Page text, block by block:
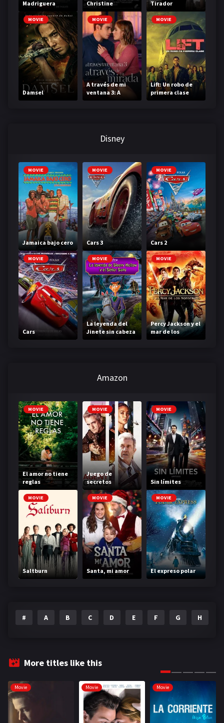
Madriguera Christine Tirador
MOVIE
Damsel
MOVIE
A través de mi
ventana 3: A
través de tu
MOVIE
Lift: Un robo de
primera clase
Disney
MOVIE
Jamaica bajo cero
MOVIE
Cars 3
MOVIE
Cars 2
MOVIE
Cars
MOVIE
La leyenda del
Jinete sin cabeza
MOVIE
Percy Jackson y el
mar de los
monstruos
Amazon
MOVIE
El amor no tiene
reglas
MOVIE
Juego de
secretos
MOVIE
Sin límites
MOVIE
Saltburn
MOVIE
Santa, mi amor
MOVIE
El expreso polar
# A B C D E F G H
More titles like this
Movie Movie Movie